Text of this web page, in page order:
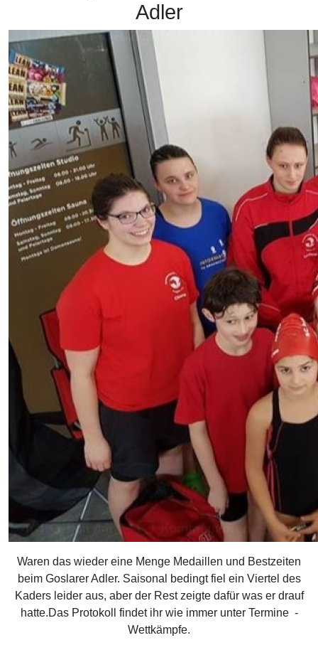
Adler
Waren das wieder eine Menge Medaillen und Bestzeiten
beim Goslarer Adler. Saisonal bedingt fiel ein Viertel des
Kaders leider aus, aber der Rest zeigte dafür was er drauf
hatte.Das Protokoll findet ihr wie immer unter Termine -
Wettkämpfe.